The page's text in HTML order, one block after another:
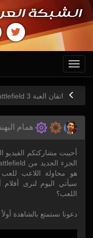
الشبكة
Toggle
navigation
اتقان العبة Battlefield 3
همام
أحببت مشاركتكم الفيديو
هو محاولة اللاعب
سيأتي اليوم لنرى
اللعب؟
دعونا نستمتع بالشاهدة